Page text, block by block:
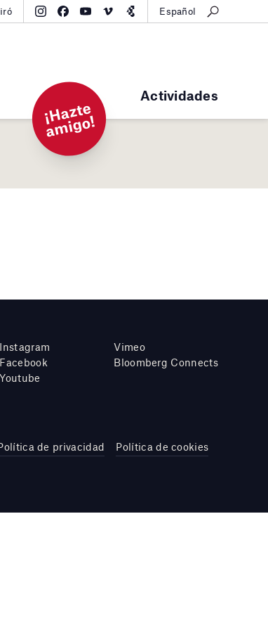
Actividades
Español
¡
H
a
zt
e
a
mi
g
o!
Instagram
Facebook
Youtube
Vimeo
Bloomberg Connects
de privacidad Política de cookies